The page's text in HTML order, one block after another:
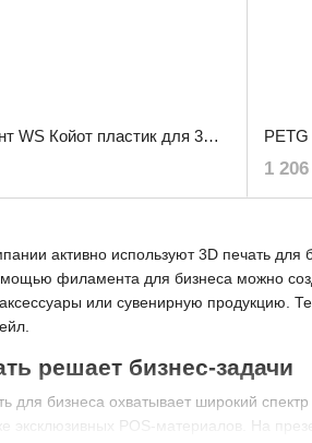
активно используют 3D печать для
филамента для бизнеса можно
или сувенирную продукцию.
решает бизнес-задачи
для бизнеса охватывает широкий
эксклюзивных POS-материалов. На
PETG филамент WS Койот пластик для 3D принтера 3.0 кг / 960 м / 1.75 мм
1